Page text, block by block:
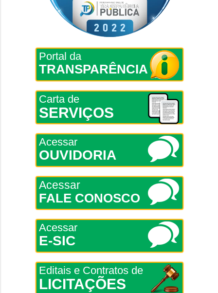
Portal da
TRANSPARÊNCIA
Carta de
SERVIÇOS
Acessar
OUVIDORIA
Acessar
FALE CONOSCO
Acessar
E-SIC
Editais e Contratos de
LICITAÇÕES